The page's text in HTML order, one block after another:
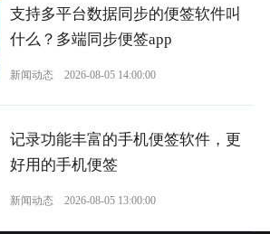
支持多平台数据同步的便签软件叫
什么？多端同步便签app
新闻动态 2026-08-05 14:00:00
记录功能丰富的手机便签软件，更
好用的手机便签
新闻动态 2026-08-05 13:00:00